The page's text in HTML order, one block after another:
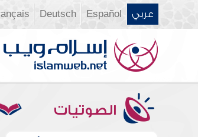
عربي Español
Deutsch
الصوتيات